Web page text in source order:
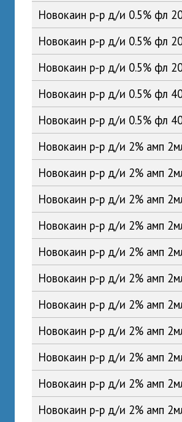
Новокаин р-р д/и 0.5% фл
Новокаин р-р д/и 0.5% фл
Новокаин р-р д/и 0.5% фл
Новокаин р-р д/и 0.5% фл
Новокаин р-р д/и 0.5% фл
Новокаин р-р д/и 2% амп
Новокаин р-р д/и 2% амп
Новокаин р-р д/и 2% амп
Новокаин р-р д/и 2% амп
Новокаин р-р д/и 2% амп
Новокаин р-р д/и 2% амп
Новокаин р-р д/и 2% амп
Новокаин р-р д/и 2% амп
Новокаин р-р д/и 2% амп
Новокаин р-р д/и 2% амп
Новокаин р-р д/и 2% амп